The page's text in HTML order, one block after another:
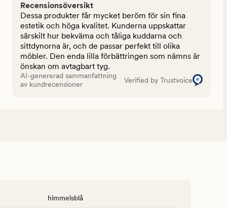
Recensionsöversikt
Dessa produkter får mycket beröm för sin fina
estetik och höga kvalitet. Kunderna uppskattar
särskilt hur bekväma och tåliga kuddarna och
sittdynorna är, och de passar perfekt till olika
möbler. Den enda lilla förbättringen som nämns är
önskan om avtagbart tyg.
AI-genererad sammanfattning
av kundrecensioner
Verified by Trustvoice
himmelsblå